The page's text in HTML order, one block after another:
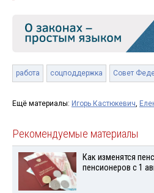
работа соцподдержка Совет
Ещё материалы: Игорь Кастюкевич,
Рекомендуемые материалы
Как изменятся
пенсионеров с 1